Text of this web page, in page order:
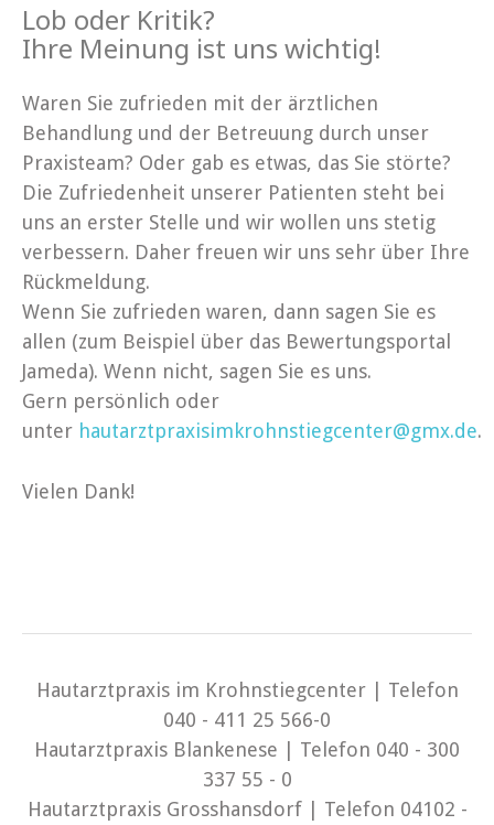
Lob oder Kritik?
Ihre Meinung ist uns wichtig!
Waren Sie zufrieden mit der ärztlichen
Behandlung und der Betreuung durch unser
Praxisteam? Oder gab es etwas, das Sie störte?
Die Zufriedenheit unserer Patienten steht bei
uns an erster Stelle und wir wollen uns stetig
verbessern. Daher freuen wir uns sehr über Ihre
Rückmeldung.
Wenn Sie zufrieden waren, dann sagen Sie es
allen (zum Beispiel über das Bewertungsportal
Jameda). Wenn nicht, sagen Sie es uns.
Gern persönlich oder
unter hautarztpraxisimkrohnstiegcenter@gmx.de.
Vielen Dank!
Hautarztpraxis im Krohnstiegcenter | Telefon
040 - 411 25 566-0
Hautarztpraxis Blankenese | Telefon 040 - 300
337 55 - 0
Hautarztpraxis Grosshansdorf | Telefon 04102 -